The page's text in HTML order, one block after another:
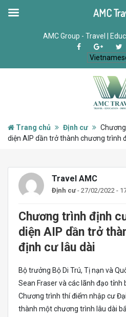
AMC Group - Travel |
Trang chủ Định cư
diện AIP dần trở thành chương trình
Travel AMC
Định cư - 27/02/2022 -
Chương trình định
diện AIP dần trở
định cư lâu dài
Bộ trưởng Bộ Di Trú, Tị nạn và
Sean Fraser và các lãnh đạo tỉnh
Chương trình thí điểm nhập cư
thành một chương trình lâu dài
AMC